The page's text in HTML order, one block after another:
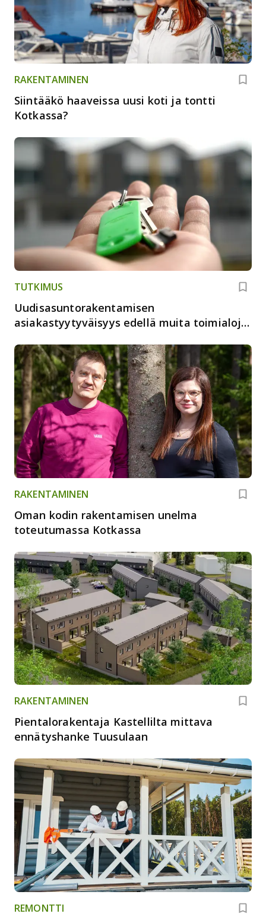
RAKENTAMINEN
Siintääkö haaveissa uusi koti ja tontti
Kotkassa?
TUTKIMUS
Uudisasuntorakentamisen
asiakastyytyväisyys edellä muita toimialoja
RAKENTAMINEN
Oman kodin rakentamisen unelma
toteutumassa Kotkassa
RAKENTAMINEN
Pientalorakentaja Kastellilta mittava
ennätyshanke Tuusulaan
REMONTTI